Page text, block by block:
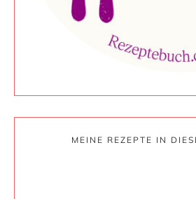
MEINE REZEPTE IN